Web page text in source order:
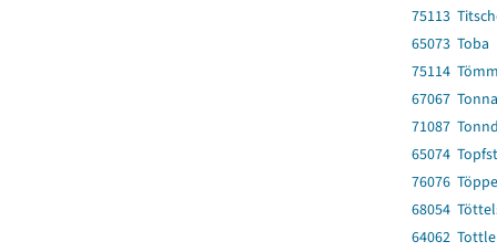
75113
65073 Toba
75114
67067 Tonna
71087
65074
76076
68054
64062